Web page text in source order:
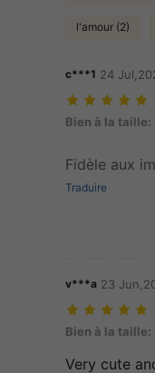
l'amour (2)
c***1 24
Bien à la taille:
Bien à la taille:
Fidèle aux
Traduire
v***a 23
Bien à la taille:
Bien à la taille:
Very cute